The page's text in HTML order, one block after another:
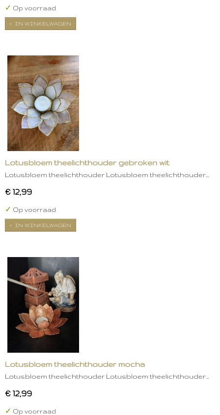
✓ Op voorraad
IN WINKELWAGEN
Lotusbloem theelichthouder gebroken wit
Lotusbloem theelichthouder Lotusbloem theelichthouder…
€ 12,99
✓ Op voorraad
IN WINKELWAGEN
Lotusbloem theelichthouder mocha
Lotusbloem theelichthouder Lotusbloem theelichthouder…
€ 12,99
✓ Op voorraad